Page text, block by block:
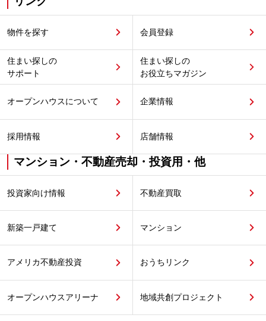
物件を探す 会員登録
住まい探しの
サポート
住まい探しの
お役立ちマガジン
オープンハウスについて 企業情報
採用情報 店舗情報
マンション・不動産売却・投資用・他
投資家向け情報 不動産買取
新築一戸建て マンション
アメリカ不動産投資 おうちリンク
オープンハウスアリーナ 地域共創プロジェクト